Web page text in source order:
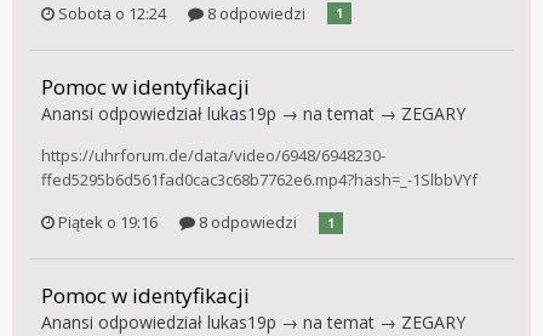
Sobota o 12:24
8 odpowiedzi 1
Pomoc w identyfikacji
Anansi odpowiedział lukas19p → na temat → ZEGARY
https://uhrforum.de/data/video/6948/6948230-
ffed5295b6d561fad0cac3c68b7762e6.mp4?hash=_-1SlbbVYf
Piątek o 19:16
8 odpowiedzi 1
Pomoc w identyfikacji
Anansi odpowiedział lukas19p → na temat → ZEGARY